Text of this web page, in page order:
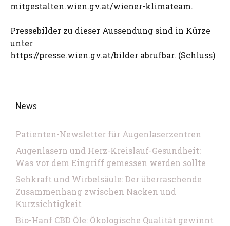
mitgestalten.wien.gv.at/wiener-klimateam.
Pressebilder zu dieser Aussendung sind in Kürze
unter
https://presse.wien.gv.at/bilder abrufbar. (Schluss)
News
Patienten-Newsletter für Augenlaserzentren
Augenlasern und Herz-Kreislauf-Gesundheit:
Was vor dem Eingriff gemessen werden sollte
Sehkraft und Wirbelsäule: Der überraschende
Zusammenhang zwischen Nacken und
Kurzsichtigkeit
Bio-Hanf CBD Öle: Ökologische Qualität gewinnt